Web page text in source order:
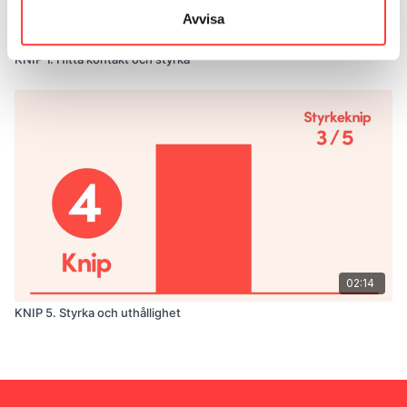
Avvisa
avslappning. Syftet med dessa är att kunna hitta kontrollen
snabbt för att klara av nysningar, hosta och skrattanfall.
KNIP 1. Hitta kontakt och styrka
02:14
KNIP 5. Styrka och uthållighet